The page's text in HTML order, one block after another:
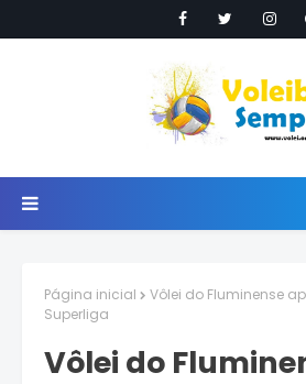
Página inicial
Vôlei do Fluminense
Superliga
Vôlei do